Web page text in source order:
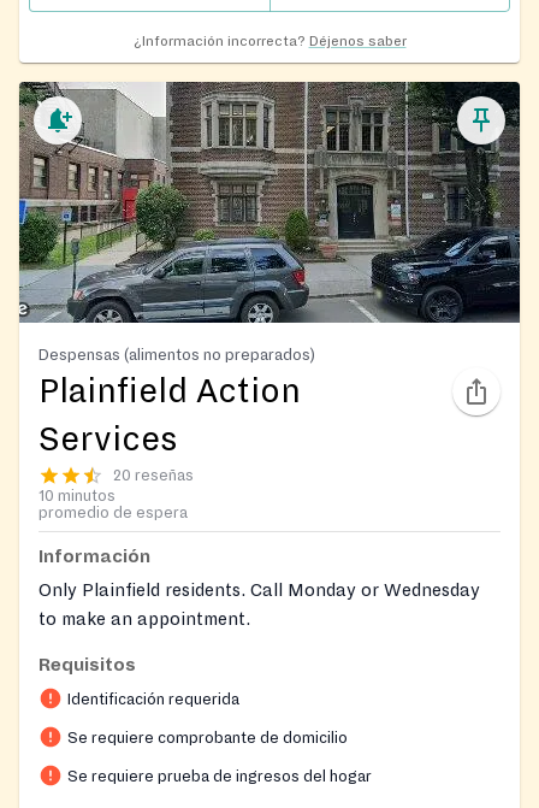
¿Información incorrecta? Déjenos saber
Despensas (alimentos no preparados)
Plainfield Action
Services
20 reseñas
10 minutos
promedio de espera
Información
Only Plainfield residents. Call Monday or Wednesday
to make an appointment.
Photo ID – Primary Participant (Green Card or
Passport)
Requisitos
Identificación requerida
Se requiere comprobante de domicilio
Se requiere prueba de ingresos del hogar